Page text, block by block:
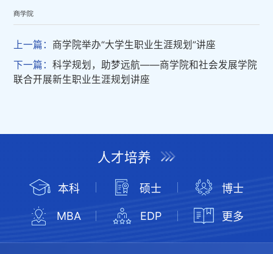
商学院
上一篇： 商学院举办“大学生职业生涯规划”讲座
下一篇：科学规划，助梦远航——商学院和社会发展学院
联合开展新生职业生涯规划讲座
人才培养
本科 硕士 博士
MBA EDP 更多